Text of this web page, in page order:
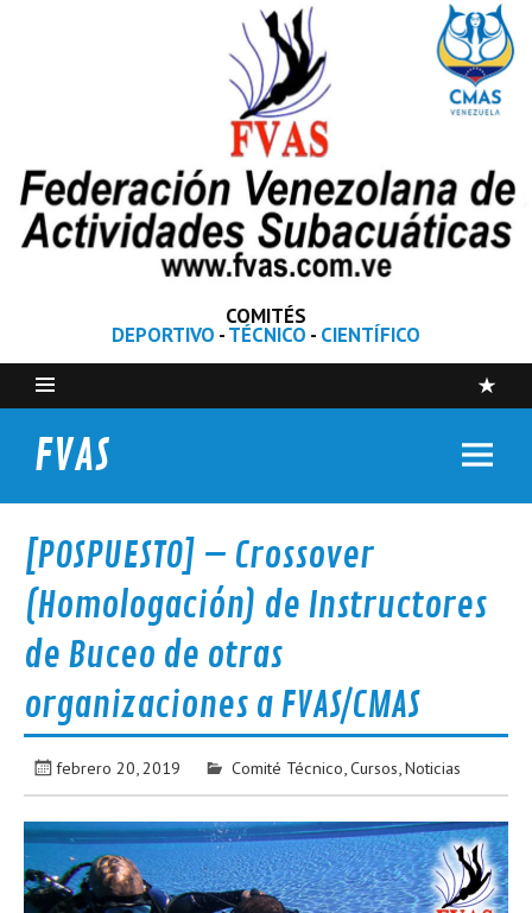
COMITÉS
DEPORTIVO -TÉCNICO - CIENTÍFICO
FVAS
[POSPUESTO] – Crossover
(Homologación) de Instructores
de Buceo de otras
organizaciones a FVAS/CMAS
febrero 20, 2019 Comité Técnico Cursos Noticias